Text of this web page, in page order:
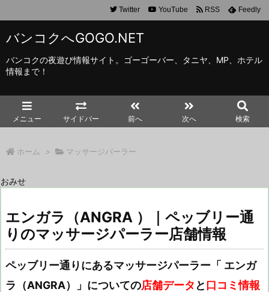
バンコクへGOGO.NET
バンコクの夜遊び情報サイト。ゴーゴーバー、タニヤ、MP、ホテル
情報まで！
メニュー サイドバー 前へ 次へ 検索
Twitter YouTube RSS Feedly
ホーム > マッサージパーラー
おみせ
エンガラ（ANGRA ）｜ペッブリー通
りのマッサージパーラー店舗情報
ペッブリー通りにあるマッサージパーラー「 エンガ
ラ（ANGRA）」についての店舗データ と 口コミ情報